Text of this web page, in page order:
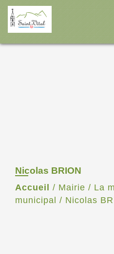
Nicolas BRION
Accueil / Mairie / La
municipal / Nicolas